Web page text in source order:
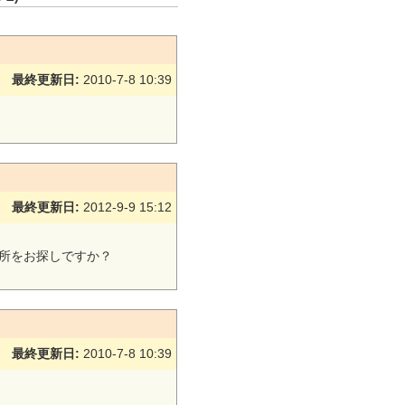
最終更新日: 2010-7-8 10:39
最終更新日: 2012-9-9 15:12
をお探しですか？
最終更新日: 2010-7-8 10:39